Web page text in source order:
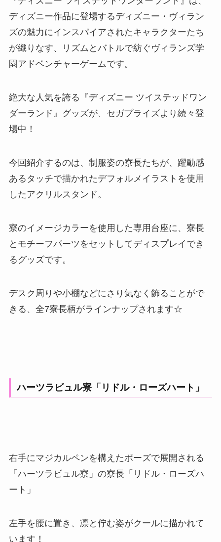
ディズニー作品に登場するディズニー・ヴィラン
ズの魅力にインスパイアされたキャラクターたち
が織りなす、リズムとバトルで紡ぐヴィランズ学
園アドベンチャーゲームです。
絶大な人気を誇る『ディズニー ツイステッドワン
ダーランド』グッズが、セガプライズより続々登
場中！
今回紹介するのは、制服姿の寮長たちが、躍動感
あるタッチで描かれたデフォルメイラストを使用
したアクリルスタンド。
寮のイメージカラーを使用した専用台座に、寮長
とモチーフパーツをセットしてディスプレイでき
るグッズです。
デスク周りや小棚などにさり気なく飾ることがで
きる、全7寮長柄がラインナップされます☆
ハーツラビュル寮「リドル・ローズハート」
右手にマジカルペンを構えたポーズで展開される
「ハーツラビュル寮」の寮長「リドル・ローズハ
ート」
左手を腰に置き、凛と佇む姿がクールに描かれて
います！